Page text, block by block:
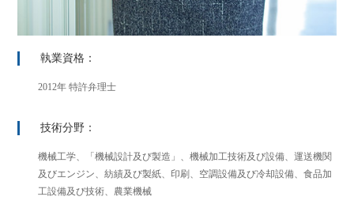
執業資格：
2012年 特許弁理士
技術分野：
機械工学、「機械設計及び製造」、機械加工技術及び設備、運送機関
及びエンジン、紡績及び製紙、印刷、空調設備及び冷却設備、食品加
工設備及び技術、農業機械